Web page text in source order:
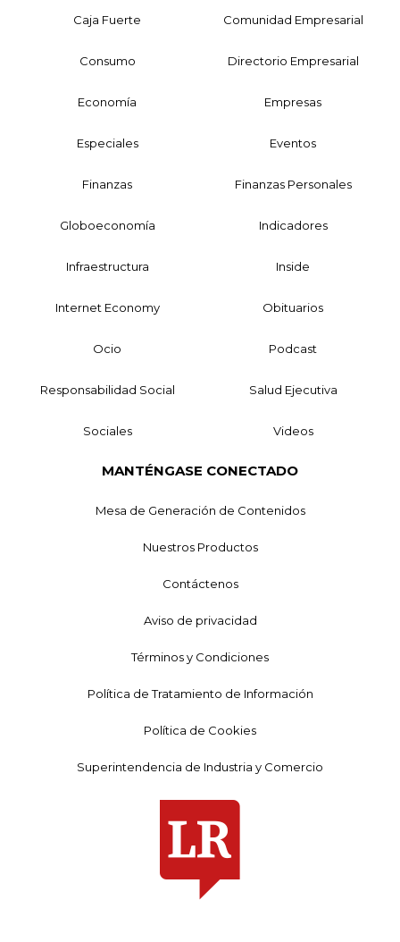
Caja Fuerte Comunidad Empresarial
Consumo Directorio Empresarial
Economía Empresas
Especiales Eventos
Finanzas Finanzas Personales
Globoeconomía Indicadores
Infraestructura Inside
Internet Economy Obituarios
Ocio Podcast
Responsabilidad Social Salud Ejecutiva
Sociales Videos
MANTÉNGASE CONECTADO
Mesa de Generación de Contenidos
Nuestros Productos
Contáctenos
Aviso de privacidad
Términos y Condiciones
Política de Tratamiento de Información
Política de Cookies
Superintendencia de Industria y Comercio